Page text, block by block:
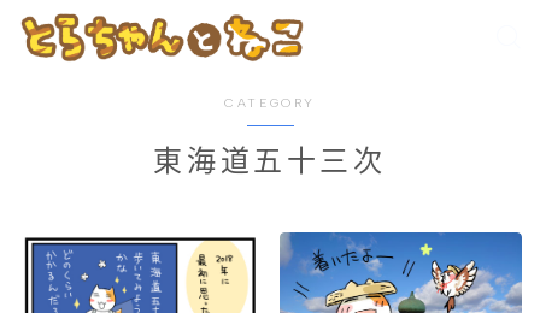
CATEGORY
東海道五十三次